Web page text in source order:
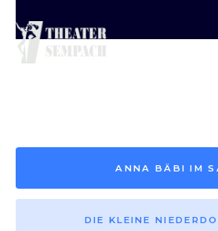
Saison vor
ANNA BÄBI IM
DIE KLEINE